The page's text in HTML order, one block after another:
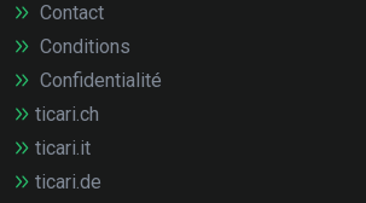
Contact
Conditions
Confidentialité
ticari.ch
ticari.it
ticari.de